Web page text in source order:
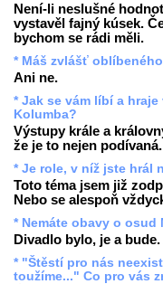
Není-li neslušné
vystavěl fajný kúsek.
bychom se rádi měli.
* Máš zvlášť
Ani ne.
* Jak se vám líbí a
Kolumba?
Výstupy krále a
že je to nejen podívaná.
* Je role, v níž jste hrál
Toto téma jsem již
Nebo se alespoň
* Nemáte obavy o osud
Divadlo bylo, je a
* "Štěstí pro nás
toužíme..." Co pro vás